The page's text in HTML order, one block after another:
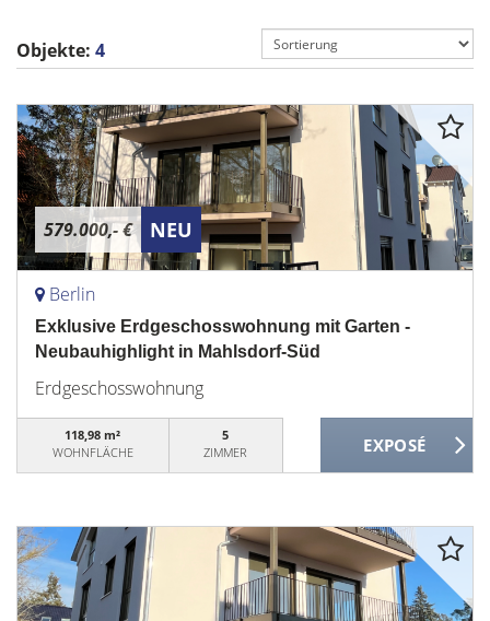
Objekte: 4
579.000,- € NEU
Berlin
Exklusive Erdgeschosswohnung mit Garten -
Neubauhighlight in Mahlsdorf-Süd
Erdgeschosswohnung
118,98 m²
WOHNFLÄCHE
5
ZIMMER